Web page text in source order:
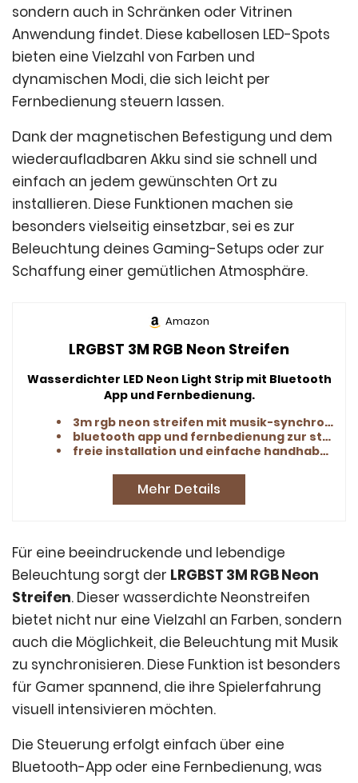
sondern auch in Schränken oder Vitrinen
Anwendung findet. Diese kabellosen LED-Spots
bieten eine Vielzahl von Farben und
dynamischen Modi, die sich leicht per
Fernbedienung steuern lassen.
Dank der magnetischen Befestigung und dem
wiederaufladbaren Akku sind sie schnell und
einfach an jedem gewünschten Ort zu
installieren. Diese Funktionen machen sie
besonders vielseitig einsetzbar, sei es zur
Beleuchtung deines Gaming-Setups oder zur
Schaffung einer gemütlichen Atmosphäre.
Amazon
LRGBST 3M RGB Neon Streifen
Wasserdichter LED Neon Light Strip mit Bluetooth
App und Fernbedienung.
3m rgb neon streifen mit musik-synchronisation
bluetooth app und fernbedienung zur steuerung
freie installation und einfache handhabung
Mehr Details
Für eine beeindruckende und lebendige
Beleuchtung sorgt der LRGBST 3M RGB Neon
Streifen. Dieser wasserdichte Neonstreifen
bietet nicht nur eine Vielzahl an Farben, sondern
auch die Möglichkeit, die Beleuchtung mit Musik
zu synchronisieren. Diese Funktion ist besonders
für Gamer spannend, die ihre Spielerfahrung
visuell intensivieren möchten.
Die Steuerung erfolgt einfach über eine
Bluetooth-App oder eine Fernbedienung, was